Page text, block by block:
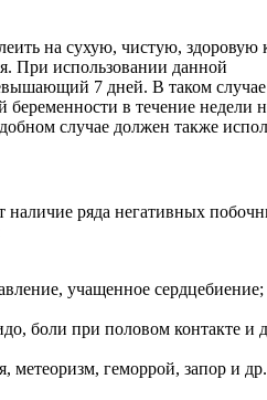
на сухую, чистую, здоровую
При использовании данной
7 дней. В таком случае
беременности в течение недели
случае должен также
наличие ряда негативных
учащенное сердцебиение;
боли при половом контакте и
метеоризм, геморрой, запор и